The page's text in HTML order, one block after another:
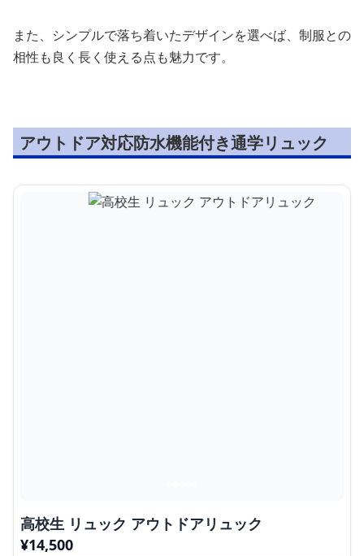
また、シンプルで落ち着いたデザインを選べば、制服との
相性も良く長く使える点も魅力です。
アウトドア対応防水機能付き通学リュック
高校生 リュック アウトドアリュック
¥14,500